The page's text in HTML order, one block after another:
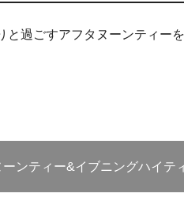
過ごすアフタヌーンティー
ーンティー&イブニングハイテ